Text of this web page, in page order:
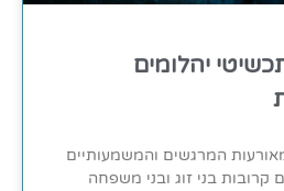
יהלומים
המרגשים והמשמעותיים
קרובות בני זוג ובני משפחה